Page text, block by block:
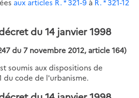
du 14 janvier 1998
du 7 novembre 2012, article 164)
soumis aux dispositions de
du code de l'urbanisme.